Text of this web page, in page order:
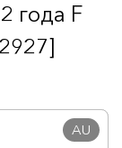
года F
AU